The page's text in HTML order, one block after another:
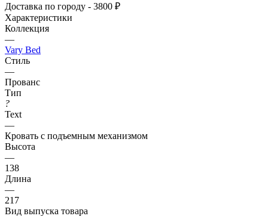
Доставка по городу - 3800 ₽
Характеристики
Коллекция
—
Vary Bed
Стиль
—
Прованс
Тип
?
Text
—
Кровать с подъемным механизмом
Высота
—
138
Длина
—
217
Вид выпуска товара